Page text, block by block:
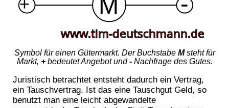
Symbol für einen Gütermarkt. Der Buchstabe Msteht für
Markt, +bedeutet Angebot und-Nachfrage des Gutes.
Juristisch betrachtet entsteht dadurch ein Vertrag,
ein Tauschvertrag. Ist das eine Tauschgut Geld, so
benutzt man eine leicht abgewandelte